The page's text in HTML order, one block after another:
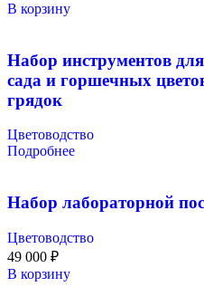
В корзину
Набор инструментов
сада и горшечных
грядок
Цветоводство
Подробнее
Набор лабораторной
Цветоводство
49 000 ₽
В корзину